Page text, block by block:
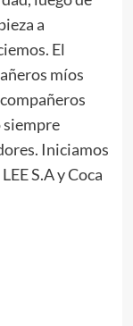
a
El
míos
siempre
Iniciamos
S.A y Coca